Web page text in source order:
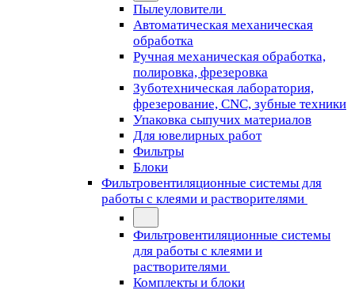
Пылеуловители
Автоматическая механическая
обработка
Ручная механическая обработка,
полировка, фрезеровка
Зуботехническая лаборатория,
фрезерование, CNC, зубные техники
Упаковка сыпучих материалов
Для ювелирных работ
Фильтры
Блоки
Фильтровентиляционные системы для
работы с клеями и растворителями
Фильтровентиляционные системы
для работы с клеями и
растворителями
Комплекты и блоки